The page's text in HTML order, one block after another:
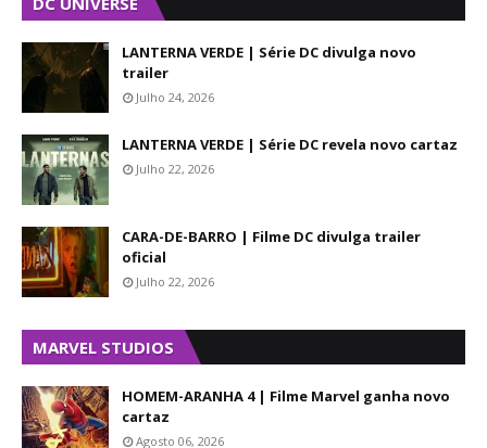
LANTERNA VERDE | Série DC divulga novo
trailer
Julho 24, 2026
LANTERNA VERDE | Série DC revela novo cartaz
Julho 22, 2026
CARA-DE-BARRO | Filme DC divulga trailer
oficial
Julho 22, 2026
MARVEL STUDIOS
HOMEM-ARANHA 4 | Filme Marvel ganha novo
cartaz
Agosto 06, 2026